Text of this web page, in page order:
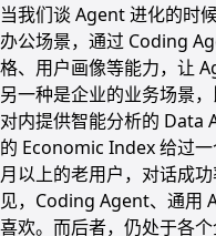
当我们谈 Agent 进化的时
办公场景，通过 Coding
格、用户画像等能力，让
另一种是企业的业务场景
对内提供智能分析的
的 Economic Index 给过
月以上的老用户，对话成
见，Coding Agent、通用
喜欢。而后者，仍处于各